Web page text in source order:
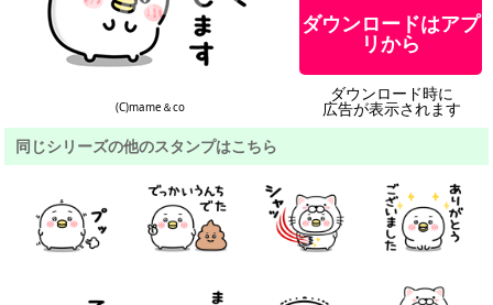
(C)mame＆co
ダウンロードはアプ
リから
ダウンロード時に
広告が表示されます
同じシリーズの他のスタンプはこちら